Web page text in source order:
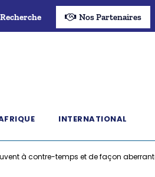
Recherche Nos Partenaires
INTERNATIONAL
à contre-temps et de façon